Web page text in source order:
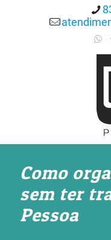
Como
sem ter
Pessoa